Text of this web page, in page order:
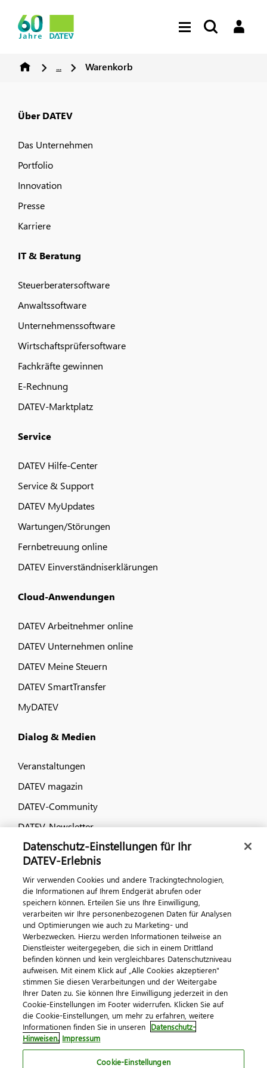
... Warenkorb
Über DATEV
Das Unternehmen
Portfolio
Innovation
Presse
Karriere
IT & Beratung
Steuerberatersoftware
Anwaltssoftware
Unternehmenssoftware
Wirtschaftsprüfersoftware
Fachkräfte gewinnen
E-Rechnung
DATEV-Marktplatz
Service
DATEV Hilfe-Center
Service & Support
DATEV MyUpdates
Wartungen/Störungen
Fernbetreuung online
DATEV Einverständniserklärungen
Cloud-Anwendungen
DATEV Arbeitnehmer online
DATEV Unternehmen online
DATEV Meine Steuern
DATEV SmartTransfer
MyDATEV
Dialog & Medien
Veranstaltungen
DATEV magazin
DATEV-Community
DATEV-Newsletter
Kontaktieren Sie uns
© 2026 DATEV eG
ImpressumDatenschutzAGB Kontakt
Cookie-Einstellungen
Datenschutz-Einstellungen für Ihr
DATEV-Erlebnis
Wir verwenden Cookies und andere Trackingtechnologien,
die Informationen auf Ihrem Endgerät abrufen oder
speichern können. Erteilen Sie uns Ihre Einwilligung,
verarbeiten wir Ihre personenbezogenen Daten für Analysen
und Optimierungen wie auch zu Marketing- und
Werbezwecken. Hierzu werden Informationen teilweise an
Dienstleister weitergegeben, die sich in einem Drittland
befinden können und kein vergleichbares Datenschutzniveau
aufweisen. Mit einem Klick auf „Alle Cookies akzeptieren"
stimmen Sie diesen Verarbeitungen und der Weitergabe
Ihrer Daten zu. Sie können Ihre Einwilligung jederzeit in den
Cookie-Einstellungen im Footer widerrufen. Klicken Sie auf
die Cookie-Einstellungen, um mehr zu erfahren, weitere
Informationen finden Sie in unseren Datenschutz-
Hinweisen. Impressum
Cookie-Einstellungen